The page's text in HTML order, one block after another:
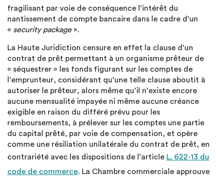
fragilisant par voie de conséquence l’intérêt du
nantissement de compte bancaire dans le cadre d’un
« security package».
La Haute Juridiction censure en effet la clause d’un
contrat de prêt permettant à un organisme prêteur de
« séquestrer » les fonds figurant sur les comptes de
l’emprunteur, considérant qu’une telle clause aboutit à
autoriser le prêteur, alors même qu’il n’existe encore
aucune mensualité impayée ni même aucune créance
exigible en raison du différé prévu pour les
remboursements, à prélever sur les comptes une partie
du capital prêté, par voie de compensation, et opère
comme une résiliation unilatérale du contrat de prêt, en
contrariété avec les dispositions de l’article L. 622-13 du
code de commerce. La Chambre commerciale approuve